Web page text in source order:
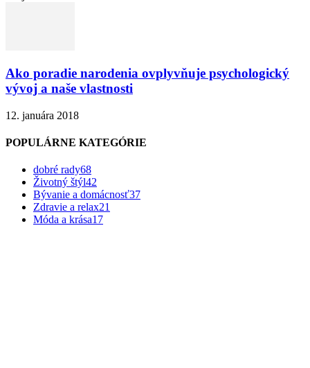
Ako poradie narodenia ovplyvňuje psychologický
vývoj a naše vlastnosti
12. januára 2018
POPULÁRNE KATEGÓRIE
dobré rady68
Životný štýl42
Bývanie a domácnosť37
Zdravie a relax21
Móda a krása17